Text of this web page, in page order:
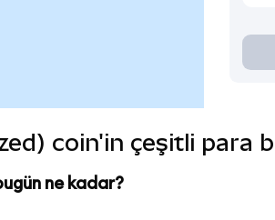
coin'in çeşitli para
ne kadar?